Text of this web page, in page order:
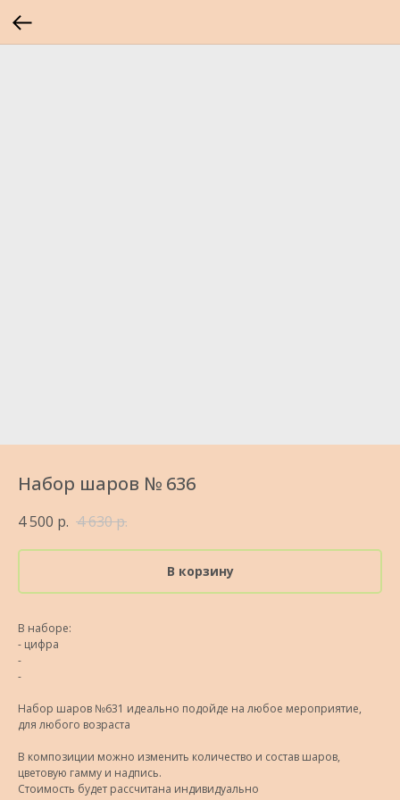
Набор шаров № 636
4 500 р. 4 630р.
В корзину
В наборе:
- цифра
-
-
Набор шаров №631 идеально подойде на любое мероприятие,
для любого возраста
В композиции можно изменить количество и состав шаров,
цветовую гамму и надпись.
Стоимость будет рассчитана индивидуально